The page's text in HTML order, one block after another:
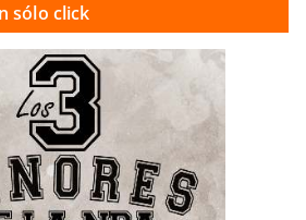
sólo click